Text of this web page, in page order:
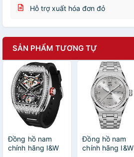
Hỗ trợ xuất hóa đơn đỏ
SẢN PHẨM TƯƠNG TỰ
Đồng hồ nam
chính hãng I&W
Đồng hồ nam
chính hãng I&W